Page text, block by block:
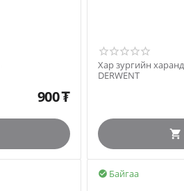
900₮
Хар зургийн
DERWENT
Байгаа
